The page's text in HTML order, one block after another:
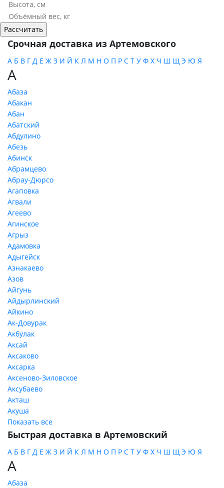
Срочная доставка из Артемовского
А Б В Г Д Е Ж З И Й К Л М Н О П Р С Т У Ф Х Ч Ш Щ Э Ю Я
А
Абаза
Абакан
Абан
Абатский
Абдулино
Абезь
Абинск
Абрамцево
Абрау-Дюрсо
Агаповка
Агвали
Агеево
Агинское
Агрыз
Адамовка
Адыгейск
Азнакаево
Азов
Айгунь
Айдырлинский
Айкино
Ак-Довурак
Акбулак
Аксай
Аксаково
Аксарка
Аксеново-Зиловское
Аксубаево
Акташ
Акуша
Показать все
Быстрая доставка в Артемовский
А Б В Г Д Е Ж З И Й К Л М Н О П Р С Т У Ф Х Ч Ш Щ Э Ю Я
А
Абаза